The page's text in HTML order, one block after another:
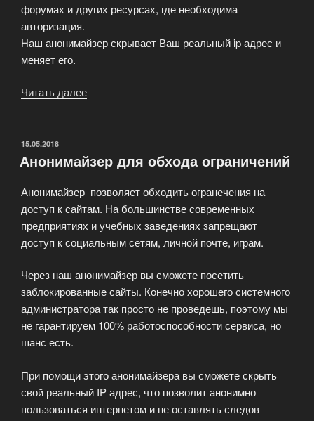
форумах и других ресурсах, где необходима
авторизация.
Наш анонимайзер скрывает Ваш реальный ip адрес и
меняет его.
Читать далее
для
он
нужен?»
ОПУБЛИКОВАНО
15.05.2018
Анонимайзер для обхода ограничений
Анонимайзер позволяет обходить огранечения на
доступ к сайтам. На большинстве современных
предприятиях и учебных заведениях запрещают
доступ к социальным сетям, личной почте, играм.
Через наш анонимайзер вы сможете посетить
заблокированные сайты. Конечно хорошего системного
администратора так просто не проведешь, поэтому мы
не гарантируем 100% работоспособности сервиса, но
шанс есть.
При помощи этого анонимайзера вы сможете скрыть
свой реальный IP адрес, что позволит анонимно
пользоваться интернетом и не оставлять следов